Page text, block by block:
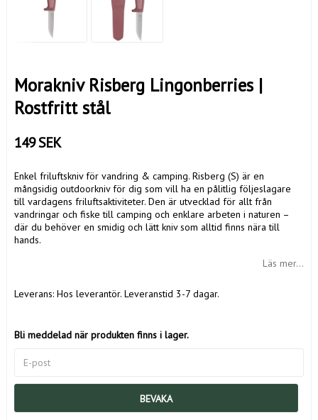
Morakniv Risberg Lingonberries |
Rostfritt stål
149 SEK
Enkel friluftskniv för vandring & camping. Risberg (S) är en
mångsidig outdoorkniv för dig som vill ha en pålitlig följeslagare
till vardagens friluftsaktiviteter. Den är utvecklad för allt från
vandringar och fiske till camping och enklare arbeten i naturen –
där du behöver en smidig och lätt kniv som alltid finns nära till
hands.
Läs mer...
Leverans: Hos leverantör. Leveranstid 3-7 dagar.
Bli meddelad när produkten finns i lager.
BEVAKA